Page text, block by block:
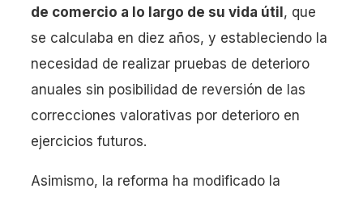
de comercio a lo largo de su vida útil, que
se calculaba en diez años, y estableciendo la
necesidad de realizar pruebas de deterioro
anuales sin posibilidad de reversión de las
correcciones valorativas por deterioro en
ejercicios futuros.
Asimismo, la reforma ha modificado la